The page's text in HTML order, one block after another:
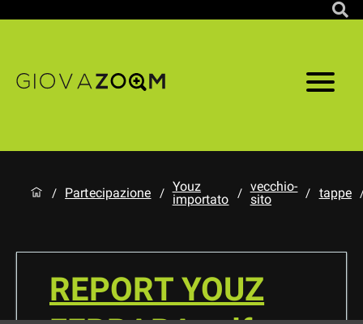
/ Partecipazione / Youz
importato
/ vecchio-
sito
/ tappe
REPORT YOUZ